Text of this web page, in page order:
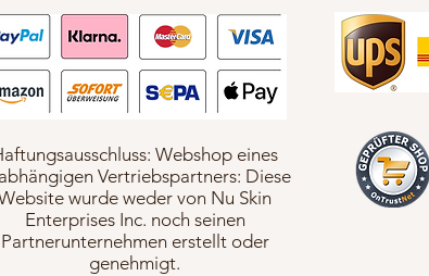
Webshop eines
Vertriebspartners: Diese
wurde weder von Nu Skin
Enterprises Inc. noch seinen
Partnerunternehmen erstellt oder
genehmigt.